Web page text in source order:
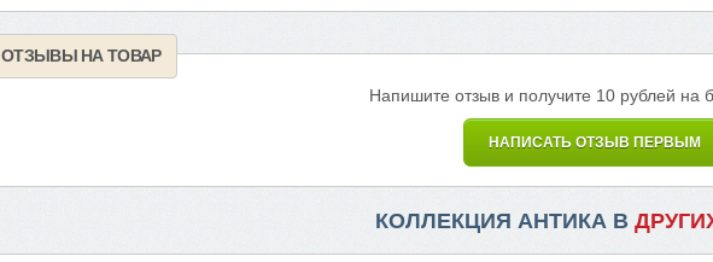
ОТЗЫВЫ НА ТОВАР
Напишите отзыв и получите 10 рублей на
НАПИСАТЬ ОТЗЫВ ПЕРВЫМ
КОЛЛЕКЦИЯ АНТИКА В